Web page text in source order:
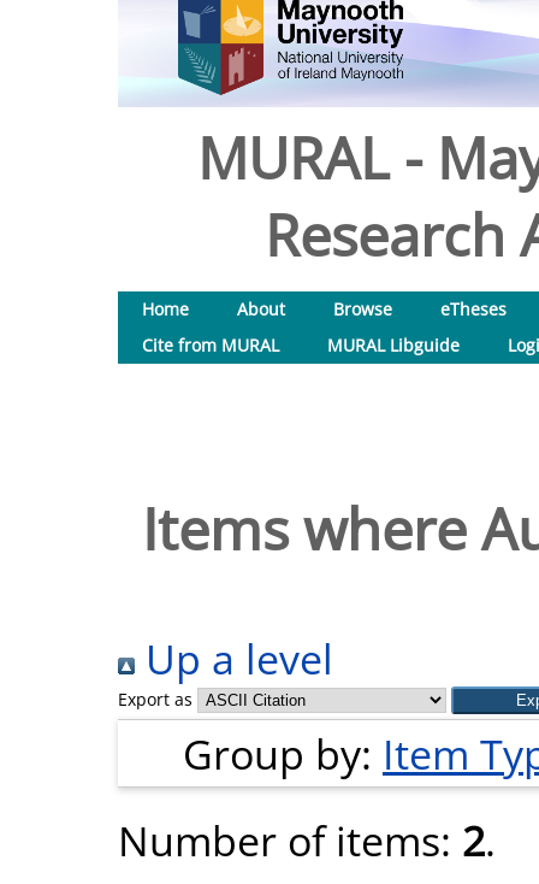
MURAL -
Research
Home About Browse
eTheses
Cite from MURAL
MURAL Libguide
Items where
Up a level
Export as
Group by: Item
Number of items: 2.